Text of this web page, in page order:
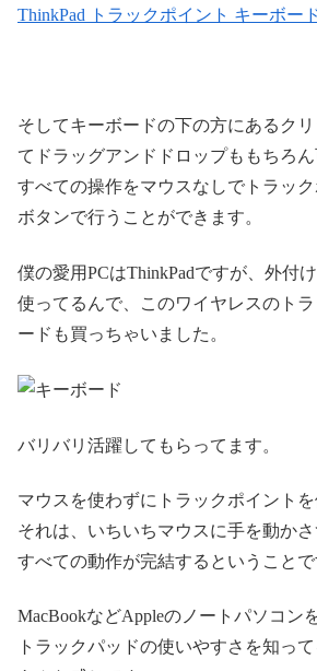
ThinkPad トラックポイント キーボー
そしてキーボードの下の方にあるク
てドラッグアンドドロップももちろん
すべての操作をマウスなしでトラッ
ボタンで行うことができます。
僕の愛用PCはThinkPadですが、外付
使ってるんで、このワイヤレスのト
ードも買っちゃいました。
バリバリ活躍してもらってます。
マウスを使わずにトラックポイントを
それは、いちいちマウスに手を動か
すべての動作が完結するということで
MacBookなどAppleのノートパソコン
トラックパッドの使いやすさを知って